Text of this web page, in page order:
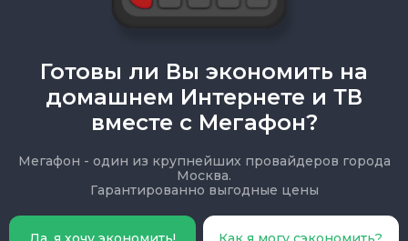
Готовы ли Вы экономить на
домашнем Интернете и ТВ
вместе с Мегафон?
Мегафон - один из крупнейших провайдеров города
Москва.
Гарантированно выгодные цены